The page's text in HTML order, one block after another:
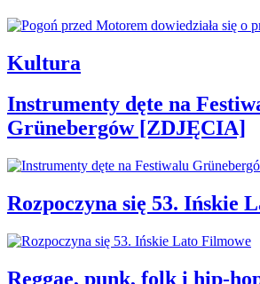
Kultura
Instrumenty dęte na
Grünebergów [ZDJĘCIA]
Rozpoczyna się 53. Ińskie
Reggae, punk, folk i hip-